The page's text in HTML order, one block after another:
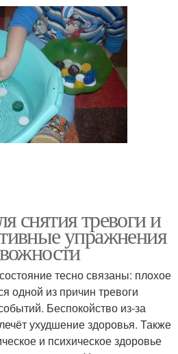
снятия тревоги и
упражнения
тесно связаны: плохое
одной из причин тревоги
Беспокойство из-за
ухудшение здоровья. Также
и психическое здоровье